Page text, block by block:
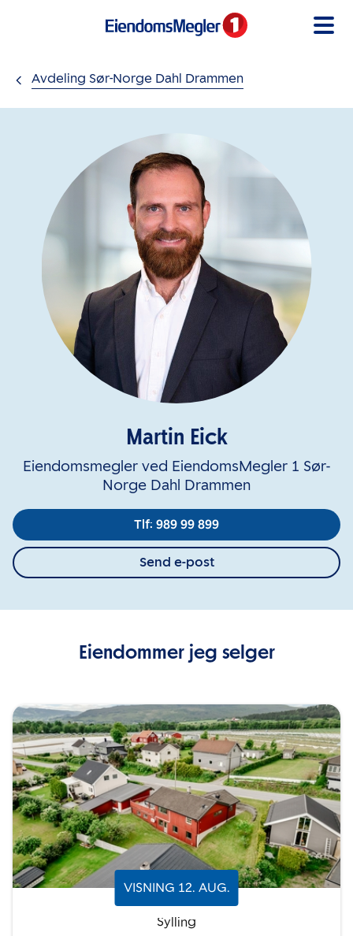
Avdeling Sør-Norge Dahl Drammen
Martin Eick
Eiendomsmegler ved EiendomsMegler 1 Sør-
Norge Dahl Drammen
Tlf: 989 99 899
Send e-post
Eiendommer jeg selger
VISNING 12. AUG.
Sylling